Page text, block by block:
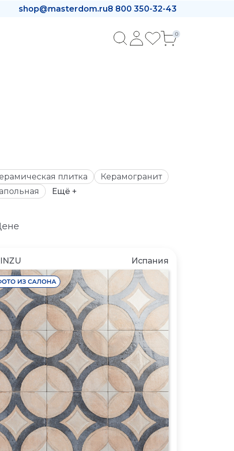
shop@masterdom.ru8 800 350-32-43
0
плитка
Керамогранит
Ещё +
Испания